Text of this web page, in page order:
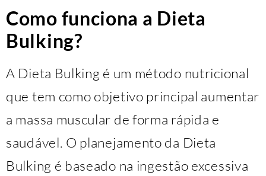
Como funciona a Dieta
Bulking?
A Dieta Bulking é um método nutricional
que tem como objetivo principal aumentar
a massa muscular de forma rápida e
saudável. O planejamento da Dieta
Bulking é baseado na ingestão excessiva